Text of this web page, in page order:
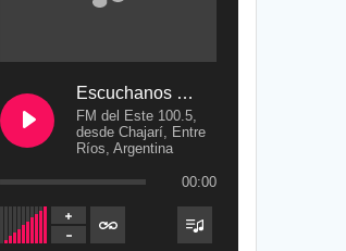
Escuchanos en Vivo
FM del Este 100.5,
desde Chajarí, Entre
Ríos, Argentina
00:00